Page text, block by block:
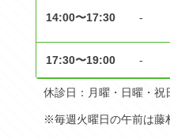
14:00〜17:30 -
17:30〜19:00 -
休診日：月曜・日曜・祝
※毎週火曜日の午前は藤